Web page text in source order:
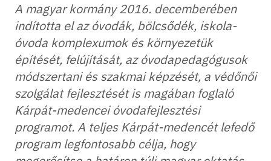
A magyar kormány 2016. decemberében
indította el az óvodák, bölcsődék, iskola-
óvoda komplexumok és környezetük
építését, felújítását, az óvodapedagógusok
módszertani és szakmai képzését, a védőnői
szolgálat fejlesztését is magában foglaló
Kárpát-medencei óvodafejlesztési
programot. A teljes Kárpát-medencét lefedő
program legfontosabb célja, hogy